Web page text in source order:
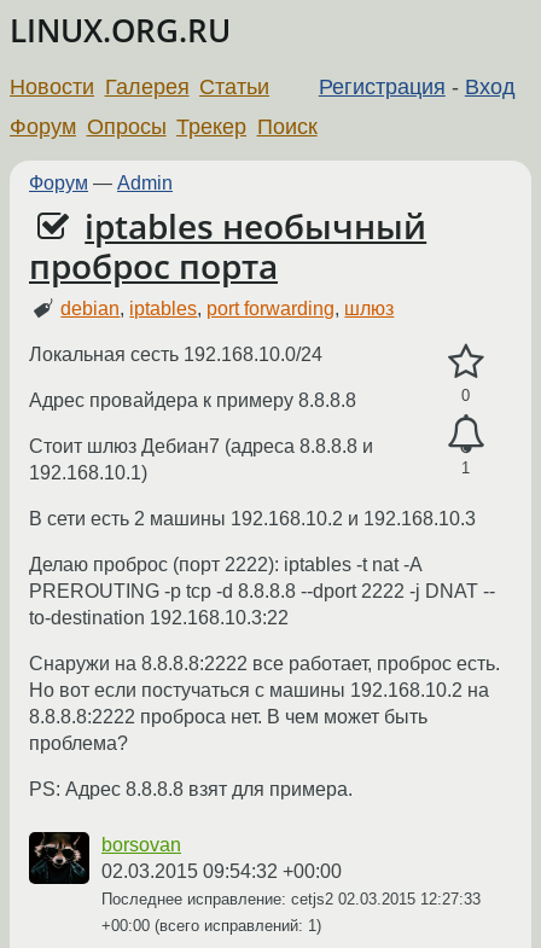
LINUX.ORG.RU
Регистрация - Вход
Новости Галерея Статьи
Форум Опросы Трекер Поиск
Форум — Admin
iptables необычный
проброс порта
debian, iptables, port forwarding, шлюз
0
1
Локальная сесть 192.168.10.0/24
Адрес провайдера к примеру 8.8.8.8
Стоит шлюз Дебиан7 (адреса 8.8.8.8 и
192.168.10.1)
В сети есть 2 машины 192.168.10.2 и 192.168.10.3
Делаю проброс (порт 2222): iptables -t nat -A
PREROUTING -p tcp -d 8.8.8.8 --dport 2222 -j DNAT --
to-destination 192.168.10.3:22
Снаружи на 8.8.8.8:2222 все работает, проброс есть.
Но вот если постучаться с машины 192.168.10.2 на
8.8.8.8:2222 проброса нет. В чем может быть
проблема?
PS: Адрес 8.8.8.8 взят для примера.
borsovan
02.03.2015 09:54:32 +00:00
Последнее исправление: cetjs2 02.03.2015 12:27:33
+00:00 (всего исправлений: 1)